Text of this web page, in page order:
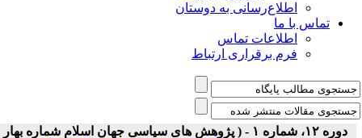
اطلاع‌رسانی به دوستان
تماس با ما
اطلاعات تماس
فرم برقراری ارتباط
دوره ۱۲، شماره ۱ - ( پژوهش های سیاسی جهان اسلام شماره بهار